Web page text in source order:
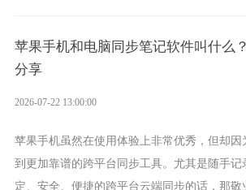
苹果手机和电脑同步笔记软件叫什么
分享
2026-07-22 13:00:00
苹果手机虽然在使用体验上非常优秀，但却
到更加靠谱的跨平台同步工具。尤其是随手记
定、安全、便捷的跨平台云端同步的话，那敬